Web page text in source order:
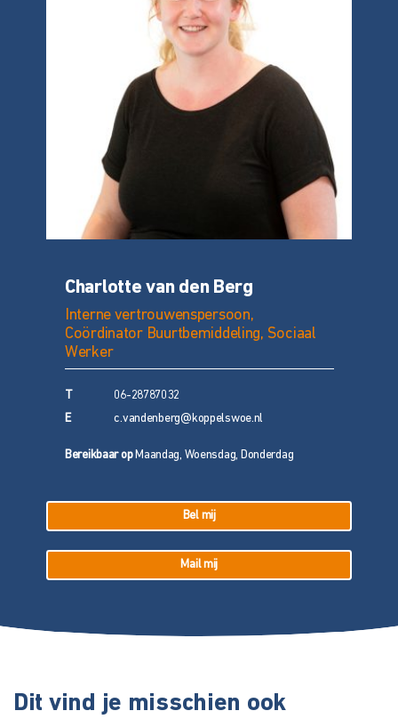
Charlotte van den Berg
Interne vertrouwenspersoon,
Coördinator Buurtbemiddeling, Sociaal
Werker
06-28787032
E c.vandenberg@koppelswoe.nl
Bereikbaar opMaandag, Woensdag, Donderdag
Bel mij
Mail mij
Dit vind je misschien ook